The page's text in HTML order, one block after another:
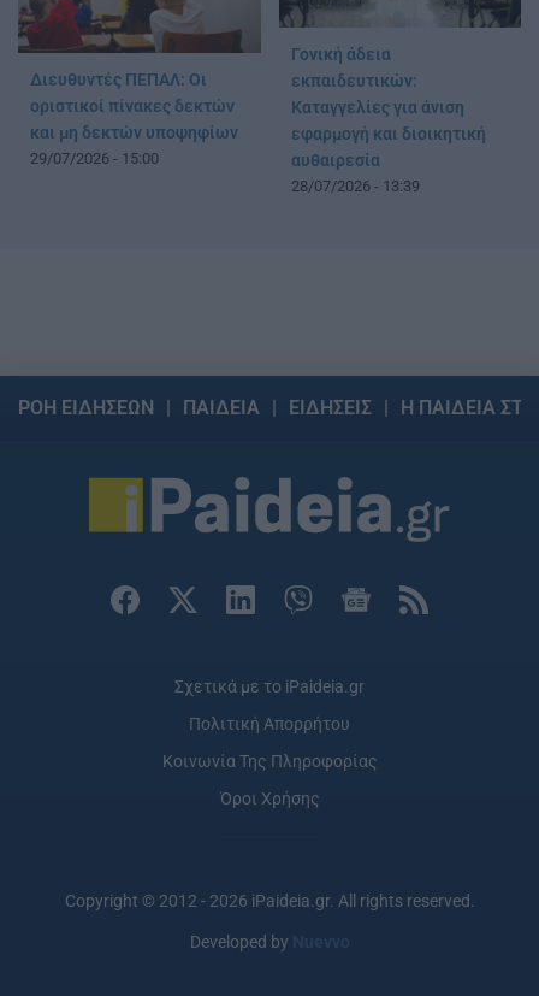
Διευθυντές ΠΕΠΑΛ: Οι
οριστικοί πίνακες δεκτών
και μη δεκτών υποψηφίων
29/07/2026 - 15:00
Γονική άδεια
εκπαιδευτικών:
Καταγγελίες για άνιση
εφαρμογή και διοικητική
αυθαιρεσία
28/07/2026 - 13:39
ΡΟΗ ΕΙΔΗΣΕΩΝ ΠΑΙΔΕΙΑ ΕΙΔΗΣΕΙΣ Η ΠΑΙΔΕΙΑ
Σχετικά με το iPaideia.gr
Πολιτική Απορρήτου
Κοινωνία Της Πληροφορίας
Όροι Χρήσης
Copyright © 2012 - 2026 iPaideia.gr. All rights reserved.
Developed by